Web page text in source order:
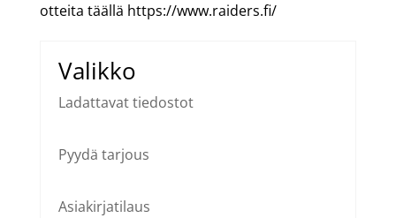
otteita täällä https://www.raiders.fi/
Valikko
Ladattavat tiedostot
Pyydä tarjous
Asiakirjatilaus